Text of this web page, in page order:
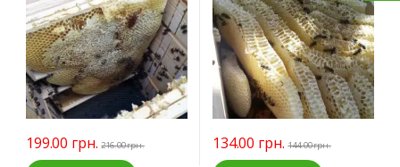
199.00 грн. 216.00грн. 134.00 грн. 144.00грн.